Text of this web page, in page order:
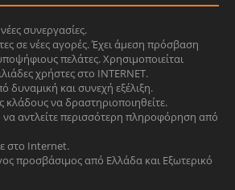
συνεργασίες.
σε νέες αγορές. Έχει άμεση πρόσβαση
πελάτες. Χρησιμοποιείται
χρήστες στο INTERNET.
δυναμική και συνεχή εξέλιξη.
κλάδους να δραστηριοποιηθείτε.
να αντλείτε περισσότερη πληροφόρηση από
στο Internet.
προσβάσιμος από Ελλάδα και Εξωτερικό